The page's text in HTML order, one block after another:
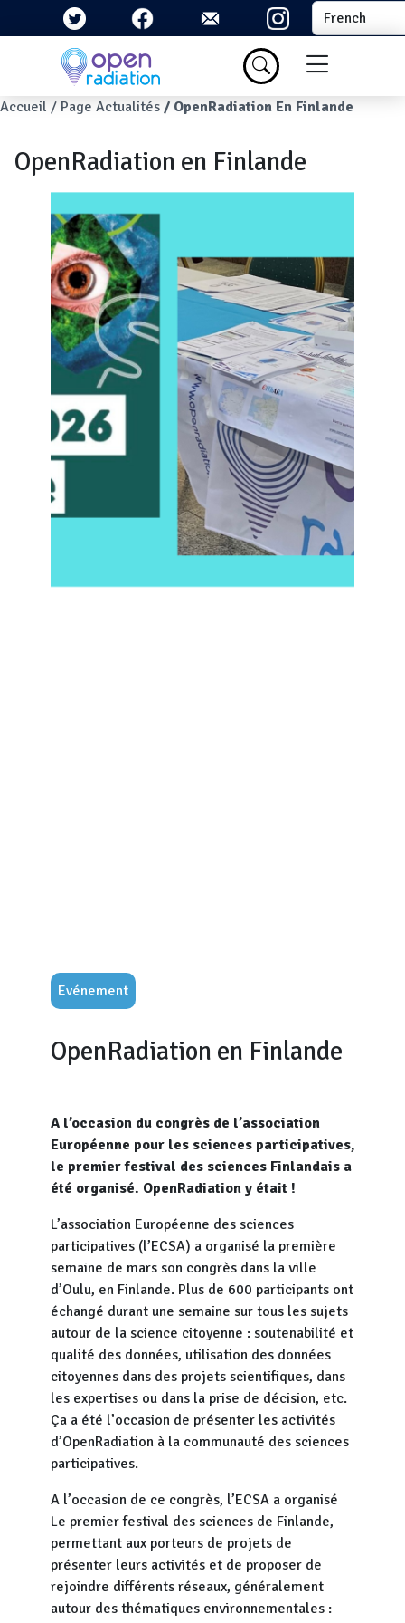
Aller au contenu principal Select your
Menu du
Fil d'Ariane
Accueil Page Actualités OpenRadiation En Finlande
OpenRadiation en Finlande
Evénement
OpenRadiation en Finlande
A l’occasion du congrès de l’association
Européenne pour les sciences participatives,
le premier festival des sciences Finlandais a
été organisé. OpenRadiation y était !
L’association Européenne des sciences
participatives (l’ECSA) a organisé la première
semaine de mars son congrès dans la ville
d’Oulu, en Finlande. Plus de 600 participants ont
échangé durant une semaine sur tous les sujets
autour de la science citoyenne : soutenabilité et
qualité des données, utilisation des données
citoyennes dans des projets scientifiques, dans
les expertises ou dans la prise de décision, etc.
Ça a été l’occasion de présenter les activités
d’OpenRadiation à la communauté des sciences
participatives.
A l’occasion de ce congrès, l’ECSA a organisé
Le premier festival des sciences de Finlande,
permettant aux porteurs de projets de
présenter leurs activités et de proposer de
rejoindre différents réseaux, généralement
autour des thématiques environnementales :